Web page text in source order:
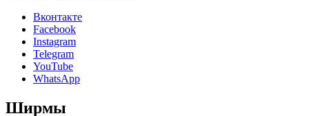
Вконтакте
Facebook
Instagram
Telegram
YouTube
WhatsApp
Ширмы